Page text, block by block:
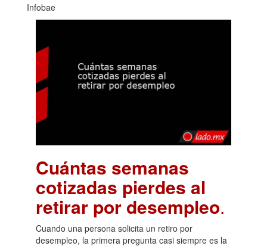
Infobae
Cuántas semanas
cotizadas pierdes al
retirar por desempleo.
Cuando una persona solicita un retiro por
desempleo, la primera pregunta casi siempre es la